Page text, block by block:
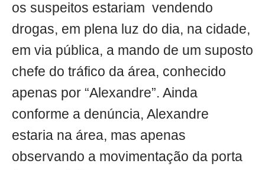
os suspeitos estariam vendendo
drogas, em plena luz do dia, na cidade,
em via pública, a mando de um suposto
chefe do tráfico da área, conhecido
apenas por “Alexandre”. Ainda
conforme a denúncia, Alexandre
estaria na área, mas apenas
observando a movimentação da porta